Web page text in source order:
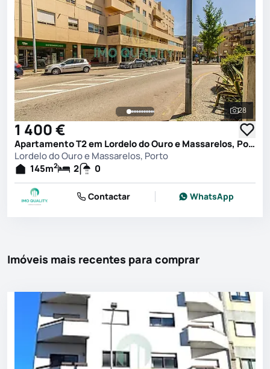
Ver
28
1 400 €
Apartamento T2 em Lordelo do Ouro e Massarelos, Porto
Lordelo do Ouro e Massarelos, Porto
145m2 2 0
Contactar WhatsApp
Imóveis mais recentes para comprar